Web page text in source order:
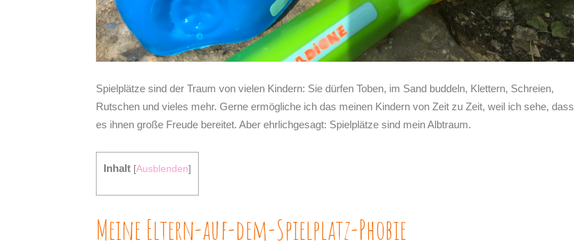
Spielplätze sind der Traum von vielen Kindern: Sie dürfen Toben, im Sand buddeln, Klettern, Schreien,
Rutschen und vieles mehr. Gerne ermögliche ich das meinen Kindern von Zeit zu Zeit, weil ich sehe, dass
es ihnen große Freude bereitet. Aber ehrlichgesagt: Spielplätze sind mein Albtraum.
Inhalt [Ausblenden]
Meine Eltern-auf-dem-Spielplatz-Phobie